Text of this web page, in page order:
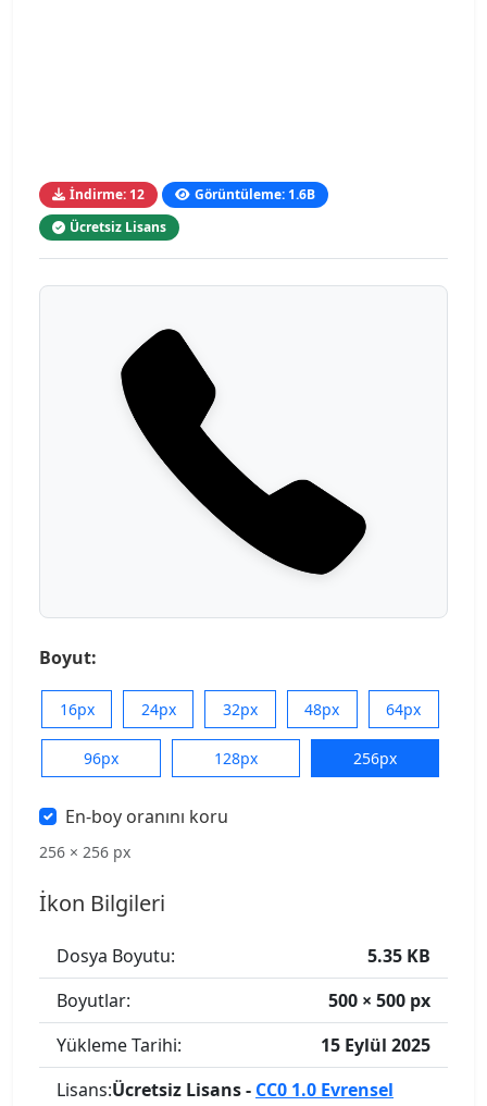
İndirme: 12
Görüntüleme: 1.6B
Ücretsiz Lisans
Boyut:
16px 24px 32px 48px 64px
96px 128px 256px
En-boy oranını koru
256 × 256 px
İkon Bilgileri
Dosya Boyutu:
5.35 KB
Boyutlar:
500 × 500 px
Yükleme Tarihi:
15 Eylül 2025
Lisans:Ücretsiz Lisans - CC0 1.0 Evrensel